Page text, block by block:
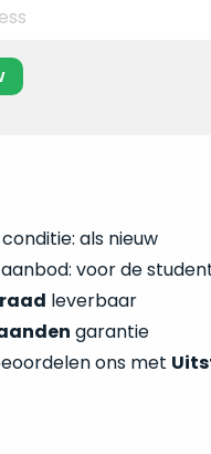
conditie: als nieuw
voor de
leverbaar
garantie
ons met